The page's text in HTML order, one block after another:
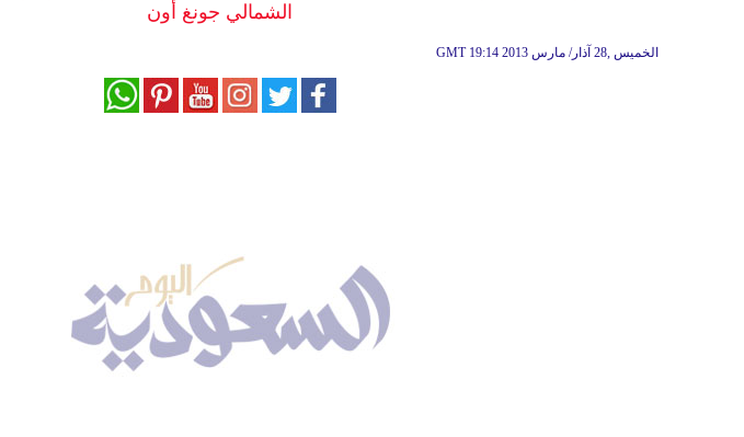
الشمالي جونغ أون
GMT 19:14 2013 الخميس ,28 آذار/ مارس